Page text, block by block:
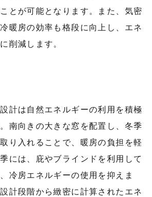
とが可能となります。また、気密
暖房の効率も格段に向上し、エネ
削減します。
計は自然エネルギーの利用を積極
南向きの大きな窓を配置し、冬季
り入れることで、暖房の負担を軽
には、庇やブラインドを利用して
冷房エネルギーの使用を抑えま
計段階から緻密に計算されたエネ